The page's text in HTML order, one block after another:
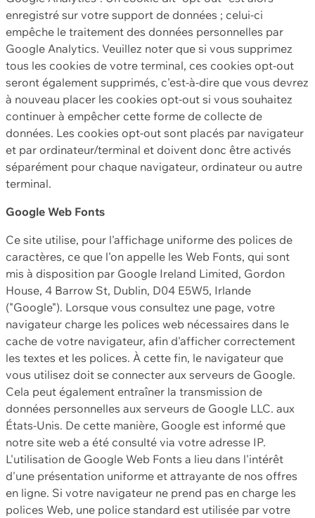
enregistré sur votre support de données ; celui-ci
empêche le traitement des données personnelles par
Google Analytics. Veuillez noter que si vous supprimez
tous les cookies de votre terminal, ces cookies opt-out
seront également supprimés, c'est-à-dire que vous devrez
à nouveau placer les cookies opt-out si vous souhaitez
continuer à empêcher cette forme de collecte de
données. Les cookies opt-out sont placés par navigateur
et par ordinateur/terminal et doivent donc être activés
séparément pour chaque navigateur, ordinateur ou autre
terminal.
Google Web Fonts
Ce site utilise, pour l'affichage uniforme des polices de
caractères, ce que l'on appelle les Web Fonts, qui sont
mis à disposition par Google Ireland Limited, Gordon
House, 4 Barrow St, Dublin, D04 E5W5, Irlande
("Google"). Lorsque vous consultez une page, votre
navigateur charge les polices web nécessaires dans le
cache de votre navigateur, afin d'afficher correctement
les textes et les polices. À cette fin, le navigateur que
vous utilisez doit se connecter aux serveurs de Google.
Cela peut également entraîner la transmission de
données personnelles aux serveurs de Google LLC. aux
États-Unis. De cette manière, Google est informé que
notre site web a été consulté via votre adresse IP.
L'utilisation de Google Web Fonts a lieu dans l'intérêt
d'une présentation uniforme et attrayante de nos offres
en ligne. Si votre navigateur ne prend pas en charge les
polices Web, une police standard est utilisée par votre